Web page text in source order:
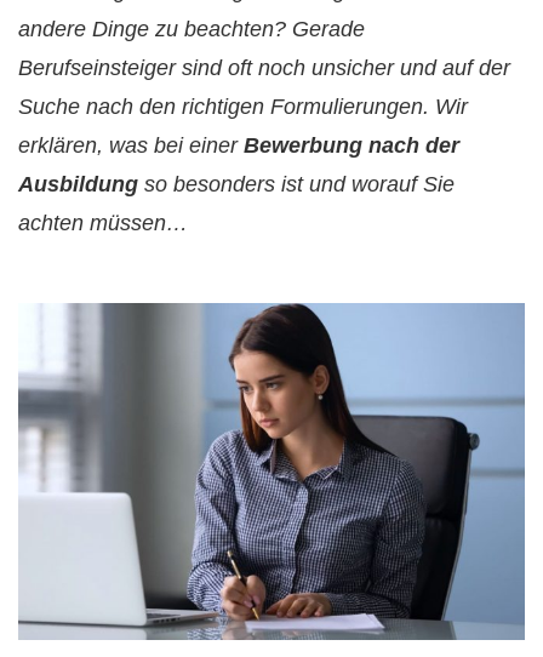
andere Dinge zu beachten? Gerade
Berufseinsteiger sind oft noch unsicher und auf der
Suche nach den richtigen Formulierungen. Wir
erklären, was bei einer Bewerbung nach der
Ausbildung so besonders ist und worauf Sie
achten müssen…